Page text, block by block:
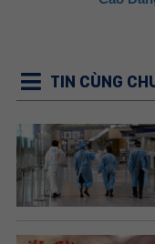
TIN CÙNG